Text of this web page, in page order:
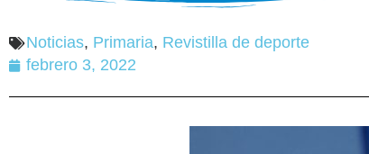
Noticias, Primaria, Revistilla de deporte
febrero 3, 2022